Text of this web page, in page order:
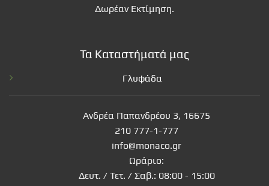
Δωρέαν Εκτίμηση.
Τα Καταστήματά μας
Γλυφάδα
Ανδρέα Παπανδρέου 3, 16675
210 777-1-777
info@monaco.gr
Ωράριο:
Δευτ. / Τετ. / Σαβ.: 08:00 - 15:00